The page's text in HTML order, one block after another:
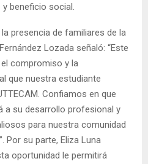
beneficio social.
presencia de familiares de la
Lozada señaló: “Este
compromiso y la
que nuestra estudiante
Confiamos en que
a su desarrollo profesional y
para nuestra comunidad
Por su parte, Eliza Luna
oportunidad le permitirá